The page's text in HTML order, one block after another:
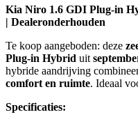
Kia Niro 1.6 GDI Plug-in
| Dealeronderhouden
Te koop aangeboden: deze
Plug-in Hybrid uit
hybride aandrijving
comfort en ruimte. Ideaal
Specificaties: